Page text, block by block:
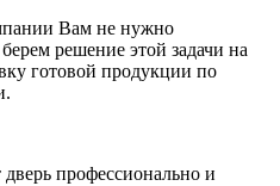
Вам не нужно
решение этой задачи на
готовой продукции по
профессионально и